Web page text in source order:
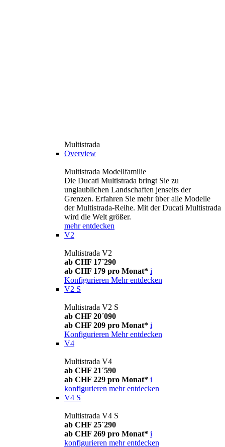
Multistrada
Overview
Multistrada Modellfamilie
Die Ducati Multistrada bringt Sie zu
unglaublichen Landschaften jenseits der
Grenzen. Erfahren Sie mehr über alle Modelle
der Multistrada-Reihe. Mit der Ducati Multistrada
wird die Welt größer.
mehr entdecken
V2
Multistrada V2
ab CHF 17´290
ab CHF 179 pro Monat* i
Konfigurieren Mehr entdecken
V2 S
Multistrada V2 S
ab CHF 20´090
ab CHF 209 pro Monat* i
Konfigurieren Mehr entdecken
V4
Multistrada V4
ab CHF 21´590
ab CHF 229 pro Monat* i
konfigurieren mehr entdecken
V4 S
Multistrada V4 S
ab CHF 25´290
ab CHF 269 pro Monat* i
konfigurieren mehr entdecken